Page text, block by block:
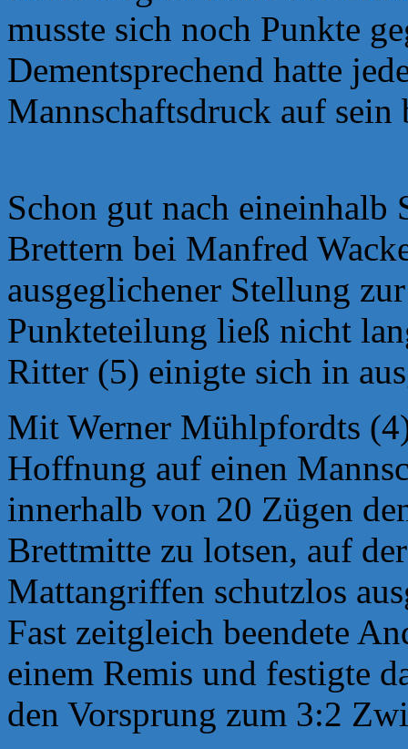
musste sich noch Punkte
Dementsprechend hatte
Mannschaftsdruck auf sein
Schon gut nach eineinhalb
Brettern bei Manfred
ausgeglichener Stellung
Punkteteilung ließ nicht
Ritter (5) einigte sich in
Mit Werner Mühlpfordts
Hoffnung auf einen
innerhalb von 20 Zügen
Brettmitte zu lotsen, auf
Mattangriffen schutzlos
Fast zeitgleich beendete
einem Remis und festigte
den Vorsprung zum 3:2